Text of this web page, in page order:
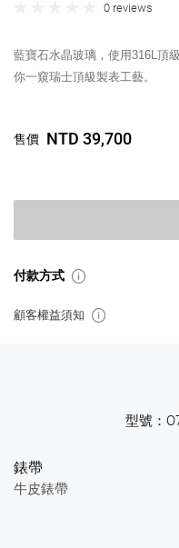
0 reviews
藍寶石水晶玻璃，使用316L頂
你一窺瑞士頂級製表工藝。
售價 NTD 39,700
付款方式
顧客權益須知
型號：
錶帶
牛皮錶帶